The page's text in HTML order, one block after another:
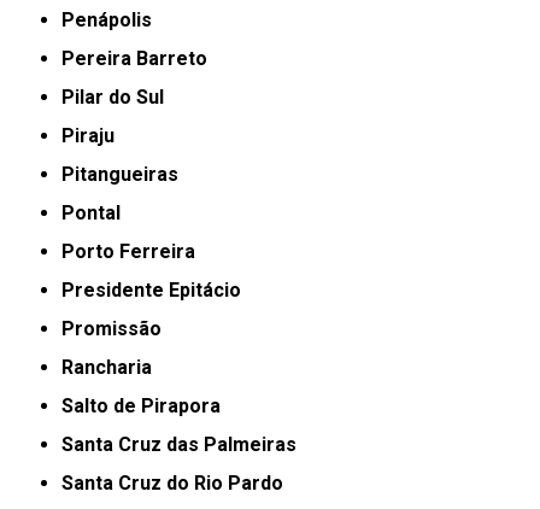
Penápolis
Pereira Barreto
Pilar do Sul
Piraju
Pitangueiras
Pontal
Porto Ferreira
Presidente Epitácio
Promissão
Rancharia
Salto de Pirapora
Santa Cruz das Palmeiras
Santa Cruz do Rio Pardo